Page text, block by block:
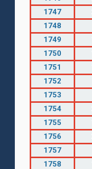
1747
1748
1749
1750
1751
1752
1753
1754
1755
1756
1757
1758